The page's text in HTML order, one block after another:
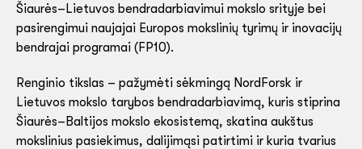
Šiaurės–Lietuvos bendradarbiavimui mokslo srityje bei
pasirengimui naujajai Europos mokslinių tyrimų ir inovacijų
bendrajai programai (FP10).
Renginio tikslas – pažymėti sėkmingą NordForsk ir
Lietuvos mokslo tarybos bendradarbiavimą, kuris stiprina
Šiaurės–Baltijos mokslo ekosistemą, skatina aukštus
mokslinius pasiekimus, dalijimąsi patirtimi ir kuria tvarius